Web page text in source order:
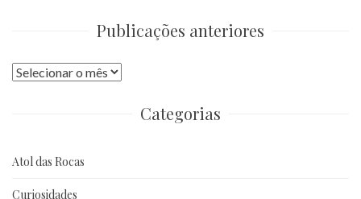
Publicações anteriores
Publicações
Categorias
Atol das Rocas
Curiosidades